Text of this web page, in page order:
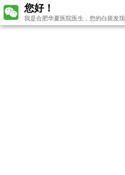
您好！
我是合肥华夏医院医生，您的白斑发